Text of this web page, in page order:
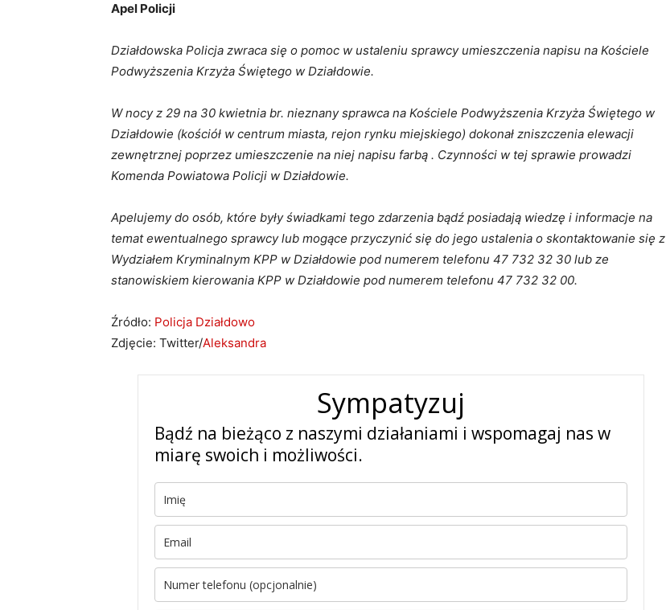
Apel Policji
Działdowska Policja zwraca się o pomoc w ustaleniu sprawcy umieszczenia napisu na Kościele
Podwyższenia Krzyża Świętego w Działdowie.
W nocy z 29 na 30 kwietnia br. nieznany sprawca na Kościele Podwyższenia Krzyża Świętego w
Działdowie (kościół w centrum miasta, rejon rynku miejskiego) dokonał zniszczenia elewacji
zewnętrznej poprzez umieszczenie na niej napisu farbą . Czynności w tej sprawie prowadzi
Komenda Powiatowa Policji w Działdowie.
Apelujemy do osób, które były świadkami tego zdarzenia bądź posiadają wiedzę i informacje na
temat ewentualnego sprawcy lub mogące przyczynić się do jego ustalenia o skontaktowanie się z
Wydziałem Kryminalnym KPP w Działdowie pod numerem telefonu 47 732 32 30 lub ze
stanowiskiem kierowania KPP w Działdowie pod numerem telefonu 47 732 32 00.
Źródło: Policja Działdowo
Zdjęcie: Twitter/Aleksandra
Sympatyzuj
Bądź na bieżąco z naszymi działaniami i wspomagaj nas w
miarę swoich i możliwości.